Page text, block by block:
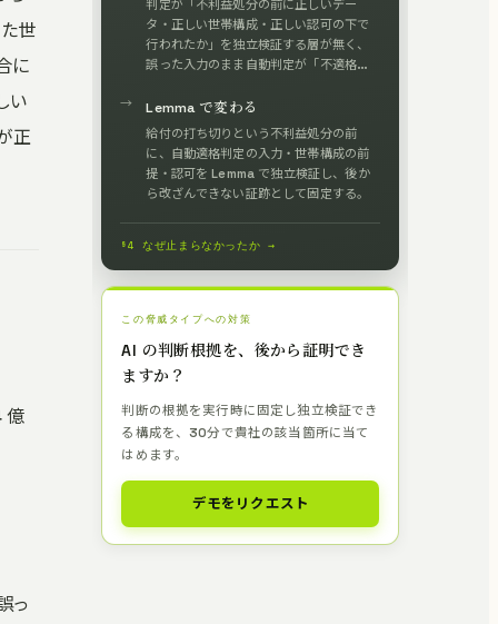
世
に
い
正
億
っ
判定が「不利益処分の前に正しいデー
タ・正しい世帯構成・正しい認可の下で
行われたか」を独立検証する層が無く、
誤った入力のまま自動判定が「不適格」
→
Lemma で変わる
給付の打ち切りという不利益処分の前
に、自動適格判定の入力・世帯構成の前
提・認可を Lemma で独立検証し、後か
ら改ざんできない証跡として固定する。
§4 なぜ止まらなかったか →
この脅威タイプへの対策
AI の判断根拠を、後から証明でき
ますか？
判断の根拠を実行時に固定し独立検証でき
る構成を、30分で貴社の該当箇所に当て
はめます。
デモをリクエスト